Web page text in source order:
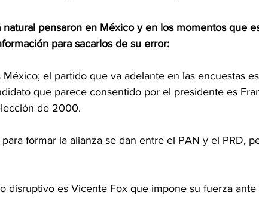
pensaron en México y en los momentos que
para sacarlos de su error:
México; el partido que va adelante en las encuestas
que parece consentido por el presidente es
de 2000.
formar la alianza se dan entre el PAN y el PRD,
disruptivo es Vicente Fox que impone su fuerza